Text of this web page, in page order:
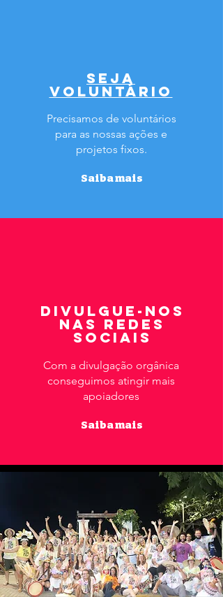
SEJA
VOLUNTÁRIO
Precisamos de voluntários
para as nossas ações e
projetos fixos.
Saiba mais
DIVULGUE-NOS
NAS REDES
SOCIAIS
Com a divulgação orgânica
conseguimos atingir mais
apoiadores
Saiba mais